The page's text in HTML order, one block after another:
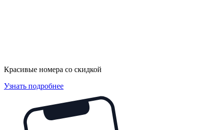
Красивые номера со скидкой
Узнать подробнее